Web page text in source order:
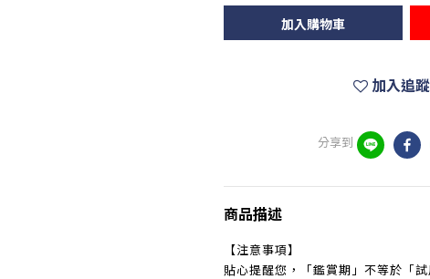
加入購物車
加入追
分享到
商品描述
【注意事項】
貼心提醒您，「鑑賞期」不等於「